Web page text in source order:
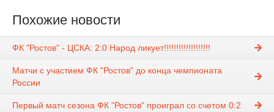
Похожие новости
ФК "Ростов" - ЦСКА: 2:0 Народ ликует!!!!!!!!!!!!!!!!!!!
Матчи с участием ФК "Ростов" до конца чемпионата
России
Первый матч сезона ФК "Ростов" проиграл со счетом 0:2